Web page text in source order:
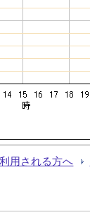
利用される方へ